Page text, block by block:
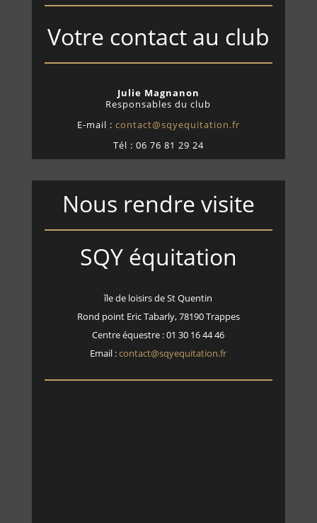
Votre contact au club
Julie Magnanon
Responsables du club
E-mail : contact@sqyequitation.fr
Tél : 06 76 81 29 24
Nous rendre visite
SQY équitation
île de loisirs de St Quentin
Rond point Eric Tabarly, 78190 Trappes
Centre équestre : 01 30 16 44 46
Email :contact@sqyequitation.fr